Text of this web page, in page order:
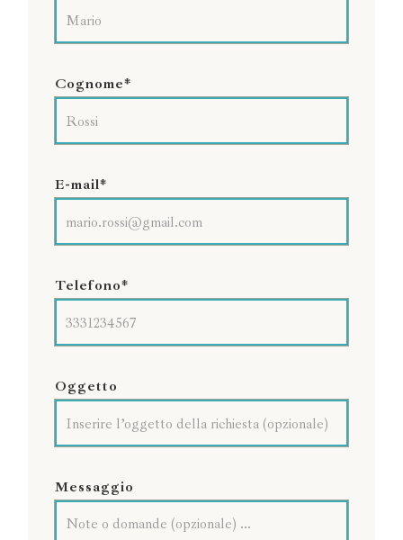
Cognome*
E-mail*
Telefono*
Oggetto
Messaggio